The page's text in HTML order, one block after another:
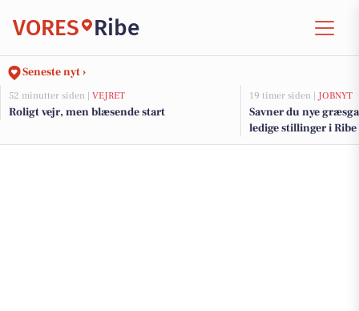
VORES Ribe
Seneste nyt ›
52 minutter siden | VEJRET
Roligt vejr, men blæsende start
19 timer siden | JOBNYT
Savner du nye
ledige stillinger i